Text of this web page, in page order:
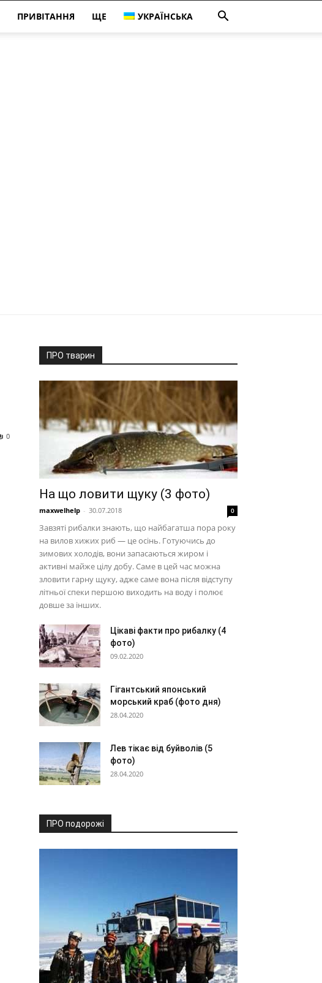
ПРИВІТАННЯ ЩЕ УКРАЇНСЬКА
0
ПРО тварин
На що ловити щуку (3 фото)
maxwelhelp - 30.07.2018 0
Завзяті рибалки знають, що найбагатша пора року
на вилов хижих риб — це осінь. Готуючись до
зимових холодів, вони запасаються жиром і
активні майже цілу добу. Саме в цей час можна
зловити гарну щуку, адже саме вона після відступу
літньої спеки першою виходить на воду і полює
довше за інших.
Цікаві факти про рибалку (4
фото)
09.02.2020
Гігантський японський
морський краб (фото дня)
28.04.2020
Лев тікає від буйволів (5
фото)
28.04.2020
ПРО подорожі